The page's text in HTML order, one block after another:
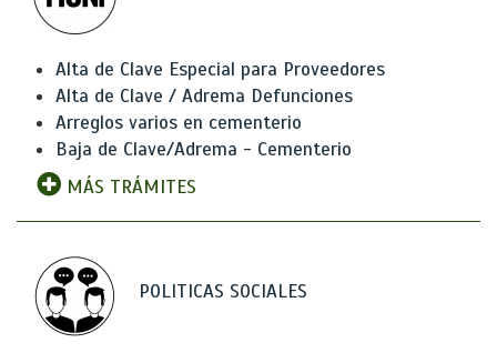
Alta de Clave Especial para Proveedores
Alta de Clave / Adrema Defunciones
Arreglos varios en cementerio
Baja de Clave/Adrema - Cementerio
MÁS TRÁMITES
POLITICAS SOCIALES